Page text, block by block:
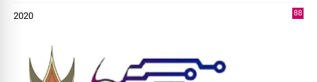
2020
88